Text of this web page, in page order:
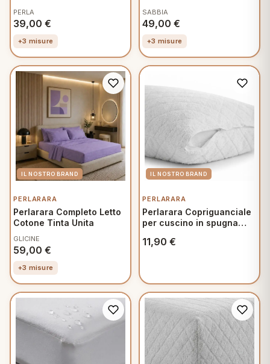
PERLA
39,00 €
+3 misure
SABBIA
49,00 €
+3 misure
PERLARARA
Perlarara Completo Letto
Cotone Tinta Unita
GLICINE
59,00 €
+3 misure
PERLARARA
Perlarara Copriguanciale
per cuscino in spugna
11,90 €